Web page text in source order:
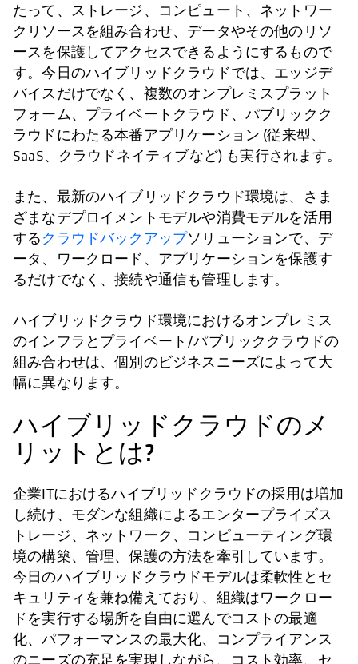
たって、ストレージ、コンピュート、ネットワー
クリソースを組み合わせ、データやその他のリソ
ースを保護してアクセスできるようにするもので
す。今日のハイブリッドクラウドでは、エッジデ
バイスだけでなく、複数のオンプレミスプラット
フォーム、プライベートクラウド、パブリックク
ラウドにわたる本番アプリケーション (従来型、
SaaS、クラウドネイティブなど) も実行されます。
また、最新のハイブリッドクラウド環境は、さま
ざまなデプロイメントモデルや消費モデルを活用
するクラウドバックアップソリューションで、デ
ータ、ワークロード、アプリケーションを保護す
るだけでなく、接続や通信も管理します。
ハイブリッドクラウド環境におけるオンプレミス
のインフラとプライベート/パブリッククラウドの
組み合わせは、個別のビジネスニーズによって大
幅に異なります。
ハイブリッドクラウドのメ
リットとは?
企業ITにおけるハイブリッドクラウドの採用は増加
し続け、モダンな組織によるエンタープライズス
トレージ、ネットワーク、コンピューティング環
境の構築、管理、保護の方法を牽引しています。
今日のハイブリッドクラウドモデルは柔軟性とセ
キュリティを兼ね備えており、組織はワークロー
ドを実行する場所を自由に選んでコストの最適
化、パフォーマンスの最大化、コンプライアンス
のニーズの充足を実現しながら、コスト効率、セ